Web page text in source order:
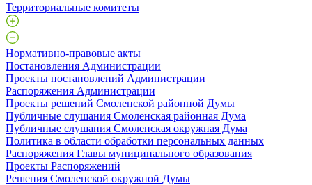
Территориальные комитеты
Нормативно-правовые акты
Постановления Администрации
Проекты постановлений Администрации
Распоряжения Администрации
Проекты решений Смоленской районной Думы
Публичные слушания Смоленская районная Дума
Публичные слушания Смоленская окружная Дума
Политика в области обработки персональных данных
Распоряжения Главы муниципального образования
Проекты Распоряжений
Решения Смоленской окружной Думы